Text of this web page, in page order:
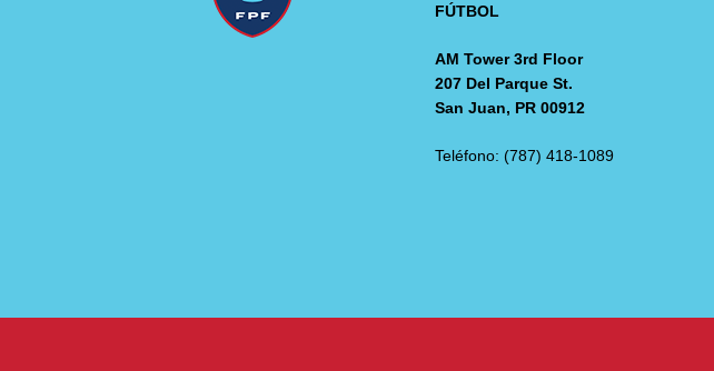
FÚTBOL
AM Tower 3rd Floor
207 Del Parque St.
San Juan, PR 00912
Teléfono: (787) 418-1089